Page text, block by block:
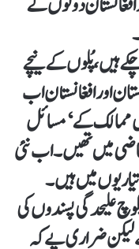
ہیں، پُلوں کے نیچے
اور افغانستان اب
ممالک کے ‘مسائل
ماضی میں تھیں۔ اب نئی
میں ہیں۔
علیحدگی پسندوں کی
لیکن ضراری یے کہ